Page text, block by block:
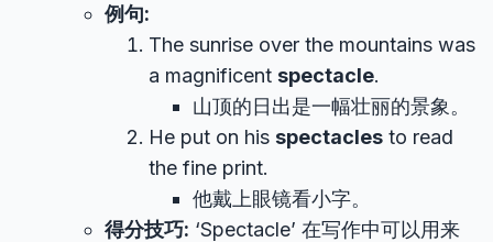
例句:
The sunrise over the mountains was
a magnificent spectacle.
山顶的日出是一幅壮丽的景象。
He put on his spectacles to read
the fine print.
他戴上眼镜看小字。
得分技巧: ‘Spectacle’ 在写作中可以用来